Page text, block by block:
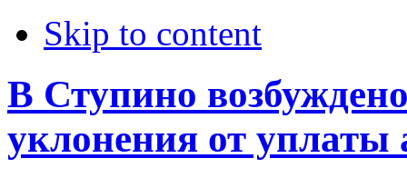
Skip to content
В Ступино
уклонения от уплаты